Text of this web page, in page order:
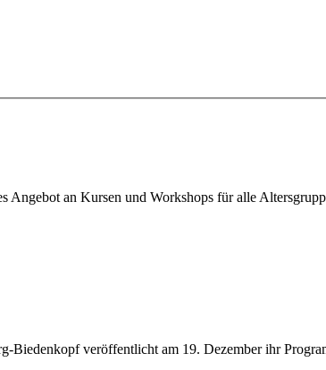
Angebot an Kursen und Workshops für alle
Biedenkopf veröffentlicht am 19. Dezember ihr